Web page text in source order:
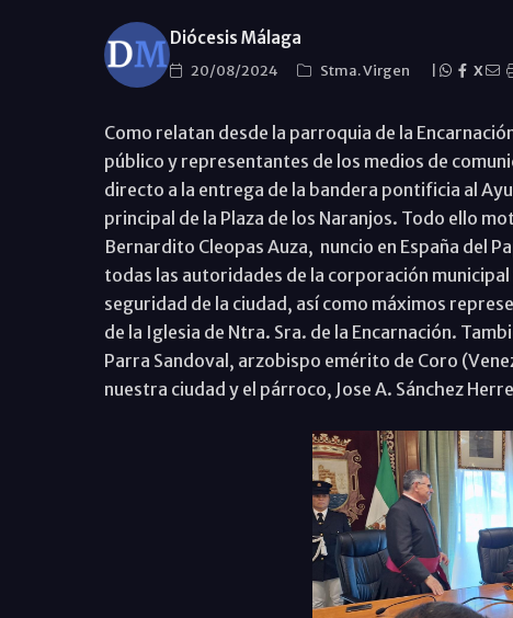
Diócesis Málaga
20/08/2024 Stma. Virgen X
Como relatan desde la parroquia de la
público y representantes de los medios de
directo a la entrega de la bandera pontificia al
principal de la Plaza de los Naranjos. Todo ello
Bernardito Cleopas Auza, nuncio en España del
todas las autoridades de la corporación
seguridad de la ciudad, así como máximos
de la Iglesia de Ntra. Sra. de la Encarnación.
Parra Sandoval, arzobispo emérito de Coro
nuestra ciudad y el párroco, Jose A. Sánchez